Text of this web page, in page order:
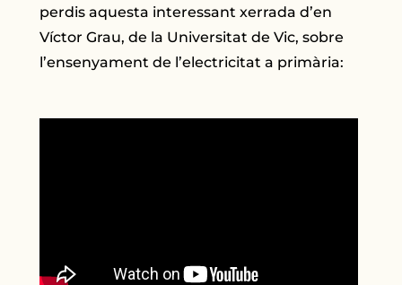
perdis aquesta interessant xerrada d’en
Víctor Grau, de la Universitat de Vic, sobre
l’ensenyament de l’electricitat a primària: